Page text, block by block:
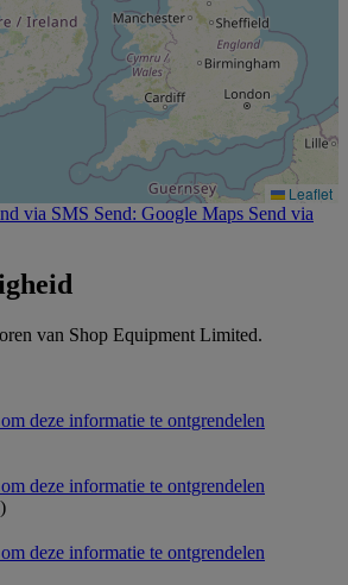
Leaflet
via SMS Send: Google Maps Send via
van Shop Equipment Limited.